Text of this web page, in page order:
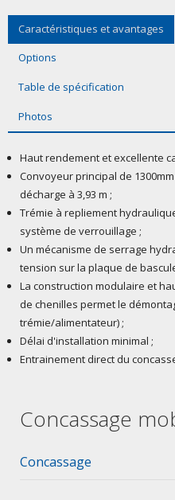
Caractéristiques et avantages
Options
Table de spécification
Photos
Haut rendement et excellente
Convoyeur principal de
décharge à 3,93 m ;
Trémie à repliement
système de verrouillage ;
Un mécanisme de serrage
tension sur la plaque de
La construction modulaire et
de chenilles permet le
trémie/alimentateur) ;
Délai d'installation minimal ;
Entrainement direct du
Concassage
Concassage